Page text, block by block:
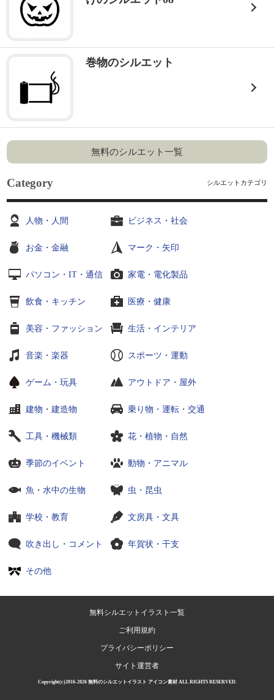
巻物のシルエット
無料のシルエット一覧
Category シルエットカテゴリ
人物・人間 ビジネス・社会
お金・金融 マーク・矢印
パソコン・IT・通信 家電・電化製品
飲食・キッチン 医療・健康
美容・ファッション 生活・インテリア
音楽・楽器 スポーツ・運動
ゲーム・玩具 アウトドア・屋外
建物・建造物 乗り物・運転・交通
工具・機械類 花・植物・自然
季節のイベント 動物・アニマル
魚・水中の生物 虫・昆虫
学校・教育 文房具・文具
吹き出し・コメント 年賀状・干支
その他
無料シルエットイラスト一覧
ご利用規約
プライバシーポリシー
サイト運営者
Copyright(c)2016-2026 無料のシルエットイラスト アイコン素材ALL RIGHTS RESERVED.